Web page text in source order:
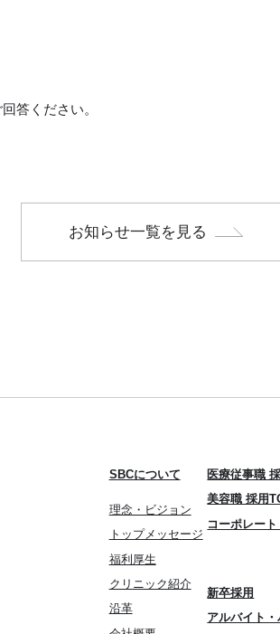
答ください。
お知らせ一覧を見る
SBCについて
理念・ビジョン
トップメッセージ
福利厚生
クリニック紹介
沿革
医療従事職
美容職 採用
コーポレー
新卒採用
アルバイト・